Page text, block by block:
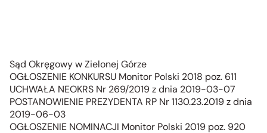
Sąd Okręgowy w Zielonej Górze
OGŁOSZENIE KONKURSU Monitor Polski 2018 poz. 611
UCHWAŁA NEOKRS Nr 269/2019 z dnia 2019-03-07
POSTANOWIENIE PREZYDENTA RP Nr 1130.23.2019 z dnia
2019-06-03
OGŁOSZENIE NOMINACJI Monitor Polski 2019 poz. 920